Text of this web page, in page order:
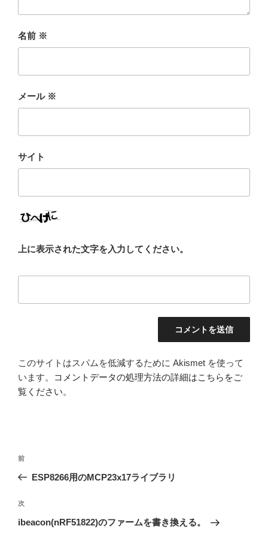
名前 ※
メール ※
サイト
上に表示された文字を入力してください。
このサイトはスパムを低減するために Akismet を使って
います。
コメントデータの処理方法の詳細はこちらをご
覧ください。
投
ビ
ゲ
前
の
稿
前
ESP8266用のMCP23x17ライブラリ
次
の
次
ibeacon(nRF51822)のファームを書き換える。